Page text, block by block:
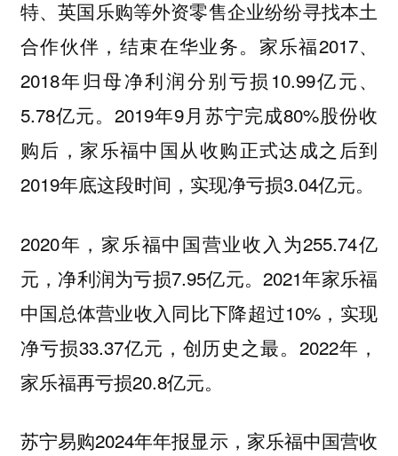
特、英国乐购等外资零售企业纷纷寻找本土
合作伙伴，结束在华业务。家乐福2017、
2018年归母净利润分别亏损10.99亿元、
5.78亿元。2019年9月苏宁完成80%股份收
购后，家乐福中国从收购正式达成之后到
2019年底这段时间，实现净亏损3.04亿元。
2020年，家乐福中国营业收入为255.74亿
元，净利润为亏损7.95亿元。2021年家乐福
中国总体营业收入同比下降超过10%，实现
净亏损33.37亿元，创历史之最。2022年，
家乐福再亏损20.8亿元。
苏宁易购2024年年报显示，家乐福中国营收